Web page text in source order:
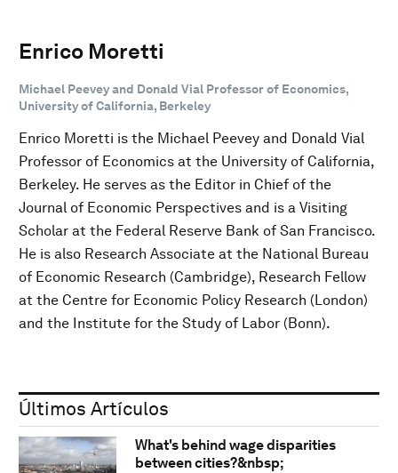
Enrico Moretti
Michael Peevey and Donald Vial Professor of Economics,
University of California, Berkeley
Enrico Moretti is the Michael Peevey and Donald Vial
Professor of Economics at the University of California,
Berkeley. He serves as the Editor in Chief of the
Journal of Economic Perspectives and is a Visiting
Scholar at the Federal Reserve Bank of San Francisco.
He is also Research Associate at the National Bureau
of Economic Research (Cambridge), Research Fellow
at the Centre for Economic Policy Research (London)
and the Institute for the Study of Labor (Bonn).
Últimos Artículos
What's behind wage disparities
between cities?&nbsp;